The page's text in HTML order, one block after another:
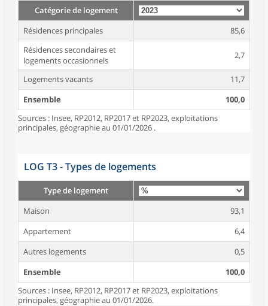
Catégorie de logement
Résidences principales
85,6
Résidences secondaires et
logements occasionnels
2,7
Logements vacants
11,7
Ensemble
100,0
Sources : Insee, RP2012, RP2017 et RP2023, exploitations
principales, géographie au 01/01/2026 .
LOG T3 - Types de logements
Type de logement
Maison
93,1
Appartement
6,4
Autres logements
0,5
Ensemble
100,0
Sources : Insee, RP2012, RP2017 et RP2023, exploitations
principales, géographie au 01/01/2026.